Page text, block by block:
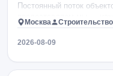
Постоянный поток
предоставляем мы —
нужно • Своевременная
согласованные сроки •
Возможность постоянно
стоимость работ
квалификации и объёма
Москва
2026-08-09